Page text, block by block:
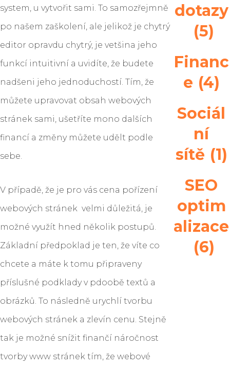
system, u vytvořit sami. To samozřejmně
po našem zaškolení, ale jelikož je chytrý
editor opravdu chytrý, je vetšina jeho
funkcí intuitivní a uvidíte, že budete
nadšeni jeho jednoduchostí. Tím, že
můžete upravovat obsah webových
stránek sami, ušetříte mono dalších
financí a změny můžete udělt podle
sebe.
V případě, že je pro vás cena pořízení
webových stránek velmi důležitá, je
možné využít hned několik postupů.
Základní předpoklad je ten, že víte co
chcete a máte k tomu připraveny
příslušné podklady v pdoobě textů a
obrázků. To následně urychlí tvorbu
webových stránek a zlevín cenu. Stejně
tak je možné snížit finančí náročnost
tvorby www stránek tím, že webové
dotazy
(5)
Financ
e (4)
Sociál
ní
sítě (1)
SEO
optim
alizace
(6)